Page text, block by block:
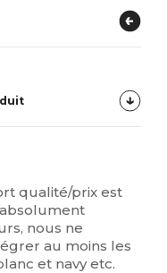
qualité/prix est
nous ne
au moins les
et navy etc.